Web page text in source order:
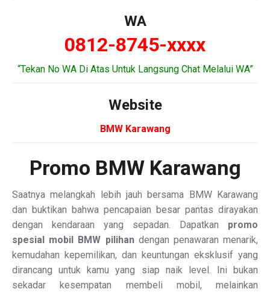
WA
0812-8745-xxxx
“Tekan No WA Di Atas Untuk Langsung Chat Melalui WA”
Website
BMW Karawang
Promo BMW Karawang
Saatnya melangkah lebih jauh bersama BMW Karawang
dan buktikan bahwa pencapaian besar pantas dirayakan
dengan kendaraan yang sepadan. Dapatkan promo
spesial mobil BMW pilihandengan penawaran menarik,
kemudahan kepemilikan, dan keuntungan eksklusif yang
dirancang untuk kamu yang siap naik level. Ini bukan
sekadar kesempatan membeli mobil, melainkan